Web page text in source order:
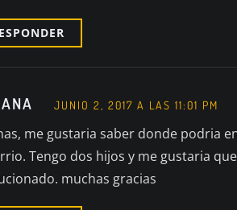
JUNIO 2, 2017 A LAS 11:01 PM
me gustaria saber donde podria
Tengo dos hijos y me gustaria
muchas gracias